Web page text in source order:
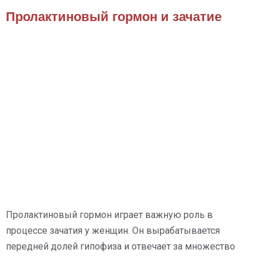
Пролактиновый гормон и зачатие
Пролактиновый гормон играет важную роль в
процессе зачатия у женщин. Он вырабатывается
передней долей гипофиза и отвечает за множество